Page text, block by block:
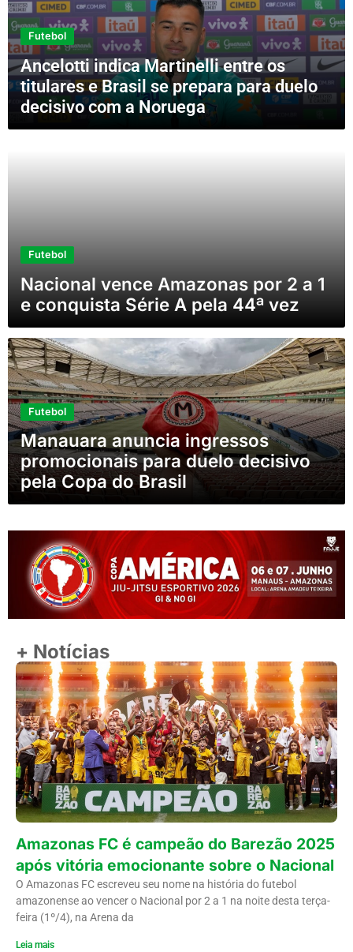
Futebol
Ancelotti indica Martinelli entre os
titulares e Brasil se prepara para duelo
decisivo com a Noruega
Futebol
Nacional vence Amazonas por 2 a 1
e conquista Série A pela 44ª vez
Futebol
Manauara anuncia ingressos
promocionais para duelo decisivo
pela Copa do Brasil
+ Notícias
Amazonas FC é campeão do Barezão 2025
após vitória emocionante sobre o Nacional
O Amazonas FC escreveu seu nome na história do futebol
amazonense ao vencer o Nacional por 2 a 1 na noite desta terça-
feira (1º/4), na Arena da
Leia mais